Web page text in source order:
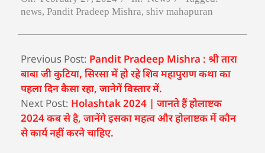
news, Pandit Pradeep Mishra, shiv mahapuran
Previous Post: Pandit Pradeep Mishra : श्री तारा
बाबा जी कुटिया, सिरसा में हो रहे शिव महापुराण कथा का
पहला दिन कैसा रहा, जानेगें विस्तार में.
Next Post: Holashtak 2024 | जानते हैं होलाष्टक
2024 कब से है, जानेंगे इसका महत्व और होलाष्टक में कौन
से कार्य नहीं करने चाहिए.